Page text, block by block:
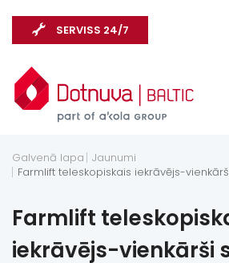
SERVISS 24/7
Galvenā lapa Jaunumi
Farmlift teleskopiskais iekrāvējs-
Farmlift
iekrāvējs-vienkārši